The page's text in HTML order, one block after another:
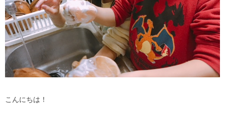
こんにちは！